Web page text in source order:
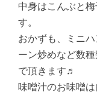
中身はこんぶと
す。
おかずも、ミニ
ーン炒めなど数
で頂きます♬
味噌汁のお味噌